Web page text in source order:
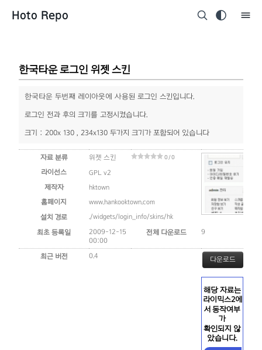
Hoto Repo
한국타운 로그인 위젯 스킨
한국타운 두번째 레이아웃에 사용된 로그인 스킨입니다.
로그인 전과 후의 크기를 고정시켰습니다.
크기 : 200x 130 , 234x130 두가지 크기가 포함되어 있습니다
자료 분류 위젯 스킨 0 / 0
라이선스
GPL v2
제작자
hktown
홈페이지
www.hankooktown.com
설치 경로
./widgets/login_info/skins/hk
최초 등록일
2009-12-15
00:00
전체 다운로드 9
최근 버전 0.4 다운로드
해당 자료는
라이믹스2에
서 동작여부
가
확인되지 않
았습니다.